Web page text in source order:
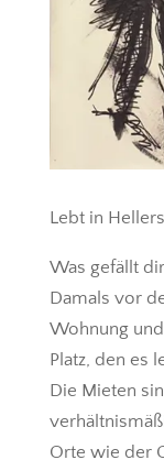
Lebt in
Was gefällt
Damals vor
Wohnung
Platz, den es
Die Mieten
Orte wie der